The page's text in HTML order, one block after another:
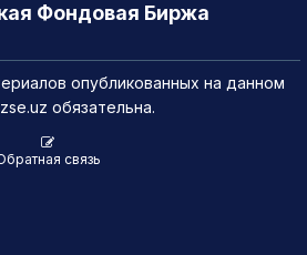
Фондовая Биржа
опубликованных на данном
обязательна.
связь